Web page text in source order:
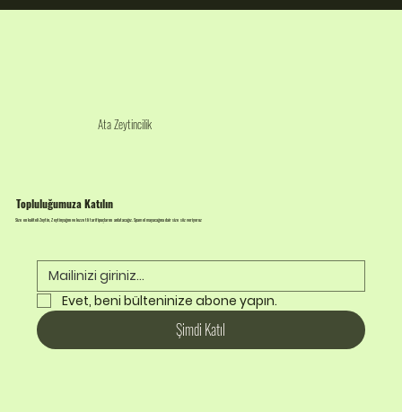
Ata Zeytincilik
Topluluğumuza Katılın
Size en kaliteli Zeytin, Zeytinyağını ve lezzetli tarif ipuçlarını anlatacağız. Spam olmayacağına dair size söz veriyoruz
Evet, beni bülteninize abone yapın.
Şimdi Katıl